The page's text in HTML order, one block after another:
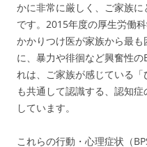
かに非常に厳しく、ご家族
です。2015年度の厚生労働
かかりつけ医が家族から最
に、暴力や徘徊など興奮性
れは、ご家族が感じている
も共通して認識する、認知
しています。
これらの行動・心理症状（